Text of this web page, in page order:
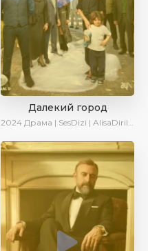
Далекий город
2024 Драма | SesDizi | AlisaDirilis | Сериалы 2024